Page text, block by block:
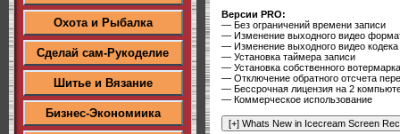
Охота и Рыбалка
Сделай сам-Рукоделие
Шитье и Вязание
Бизнес-Экономиика
Версии PRO:
— Без ограничений времени записи
— Изменение выходного видео
— Изменение выходного видео
— Установка таймера записи
— Установка собственного
— Отключение обратного отсчета
— Бессрочная лицензия на 2
— Коммерческое использование